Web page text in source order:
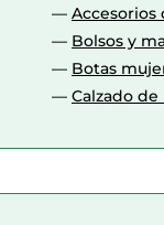
Accesorios
Bolsos y
Botas
Calzado